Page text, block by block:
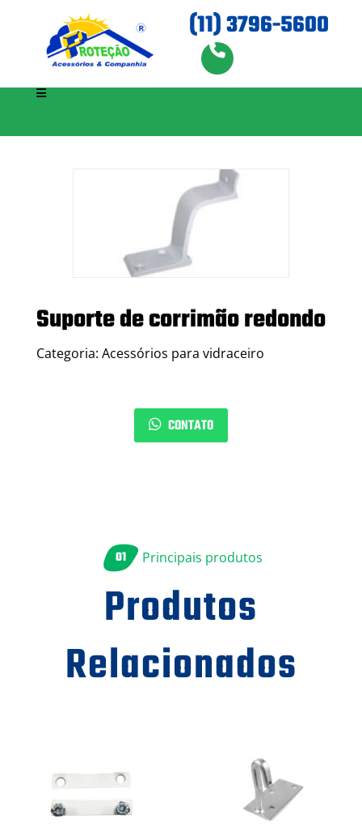
(11) 3796-5600
Suporte de corrimão redondo
Categoria: Acessórios para vidraceiro
CONTATO
01 Principais produtos
Produtos
Relacionados